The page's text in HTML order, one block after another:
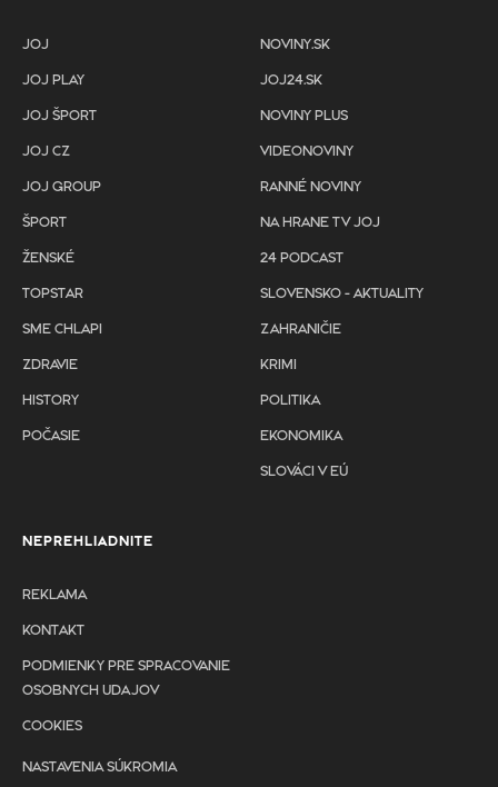
JOJ
JOJ PLAY
JOJ ŠPORT
JOJ CZ
JOJ GROUP
ŠPORT
ŽENSKÉ
TOPSTAR
SME CHLAPI
ZDRAVIE
HISTORY
POČASIE
NOVINY.SK
JOJ24.SK
NOVINY PLUS
VIDEONOVINY
RANNÉ NOVINY
NA HRANE TV JOJ
24 PODCAST
SLOVENSKO - AKTUALITY
ZAHRANIČIE
KRIMI
POLITIKA
EKONOMIKA
SLOVÁCI V EÚ
NEPREHLIADNITE
REKLAMA
KONTAKT
PODMIENKY PRE SPRACOVANIE
OSOBNYCH UDAJOV
COOKIES
NASTAVENIA SÚKROMIA